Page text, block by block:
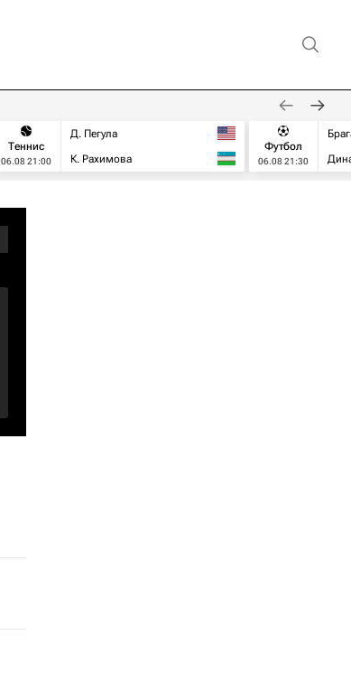
Теннис
06.08 21:00
Д. Пегула
К. Рахимова
Футбол
06.08 21:30